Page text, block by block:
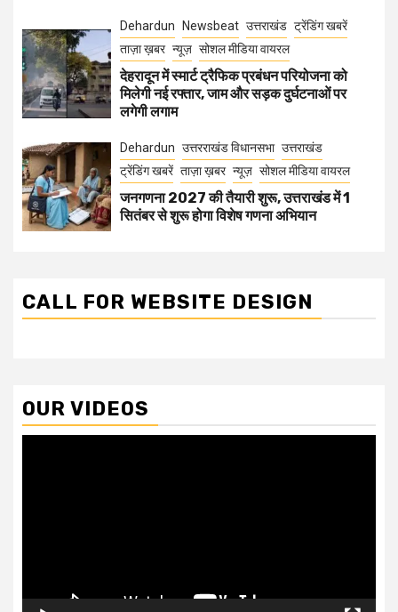
Dehardun Newsbeat उत्तराखंड ट्रेंडिंग खबरें
ताज़ा ख़बर न्यूज़ सोशल मीडिया वायरल
देहरादून में स्मार्ट ट्रैफिक प्रबंधन परियोजना को
मिलेगी नई रफ्तार, जाम और सड़क दुर्घटनाओं पर
लगेगी लगाम
Dehardun उत्तरराखंड विधानसभा उत्तराखंड
ट्रेंडिंग खबरें ताज़ा ख़बर न्यूज़ सोशल मीडिया वायरल
जनगणना 2027 की तैयारी शुरू, उत्तराखंड में 1
सितंबर से शुरू होगा विशेष गणना अभियान
CALL FOR WEBSITE DESIGN
OUR VIDEOS